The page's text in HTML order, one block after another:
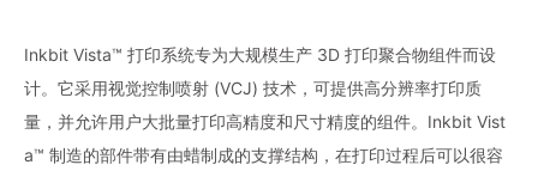
Inkbit Vista™ 打印系统专为大规模生产 3D 打印聚合物组件而设
计。它采用视觉控制喷射 (VCJ) 技术，可提供高分辨率打印质
量，并允许用户大批量打印高精度和尺寸精度的组件。Inkbit Vist
a™ 制造的部件带有由蜡制成的支撑结构，在打印过程后可以很容